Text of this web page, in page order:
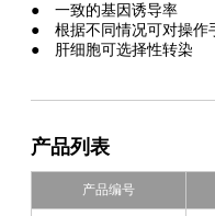
● 一致的基因诱导率
● 根据不同情况可对操作
● 肝细胞可选择性转染
产品列表
产品编号